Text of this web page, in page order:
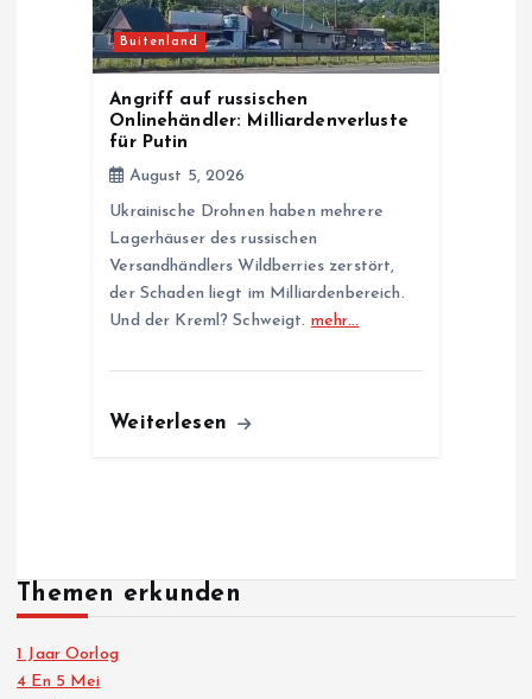
Buitenland
Angriff auf russischen
Onlinehändler: Milliardenverluste
für Putin
August 5, 2026
Ukrainische Drohnen haben mehrere
Lagerhäuser des russischen
Versandhändlers Wildberries zerstört,
der Schaden liegt im Milliardenbereich.
Und der Kreml? Schweigt. mehr…
Weiterlesen
Themen erkunden
1 Jaar Oorlog
4 En 5 Mei